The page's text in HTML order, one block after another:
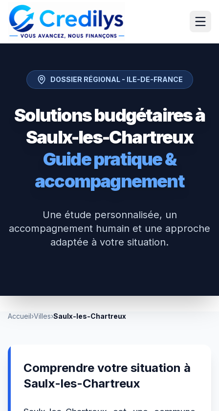
DOSSIER RÉGIONAL - ILE-DE-FRANCE
Solutions budgétaires à
Saulx-les-Chartreux
Guide pratique &
accompagnement
Une étude personnalisée, un
accompagnement humain et une approche
adaptée à votre situation.
Accueil›Villes›Saulx-les-Chartreux
Comprendre votre situation à
Saulx-les-Chartreux